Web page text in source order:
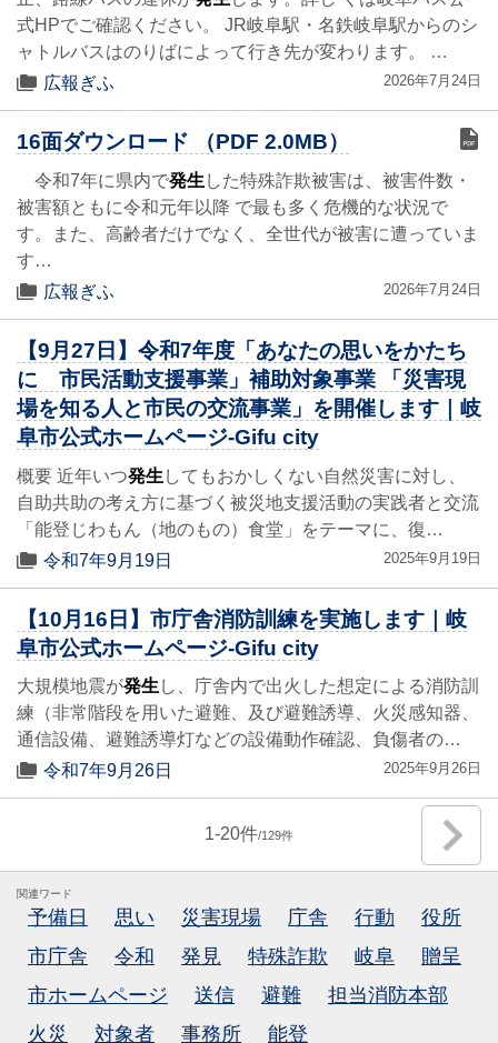
式HPでご確認ください。 JR岐阜駅・名鉄岐阜駅からのシ
ャトルバスはのりばによって行き先が変わります。 …
広報ぎふ
2026年7月24日
16面ダウンロード （PDF 2.0MB）
令和7年に県内で発生 した特殊詐欺被害は、被害件数・
被害額ともに令和元年以降 で最も多く危機的な状況で
す。また、高齢者だけでなく、全世代が被害に遭っていま
す…
広報ぎふ
2026年7月24日
【9月27日】令和7年度「あなたの思いをかたち
に 市民活動支援事業」補助対象事業 「災害現
場を知る人と市民の交流事業」を開催します｜岐
阜市公式ホームページ-Gifu city
概要 近年いつ発生 してもおかしくない自然災害に対し、
自助共助の考え方に基づく被災地支援活動の実践者と交流
「能登じわもん（地のもの）食堂」をテーマに、復…
令和7年9月19日
2025年9月19日
【10月16日】市庁舎消防訓練を実施します｜岐
阜市公式ホームページ-Gifu city
大規模地震が発生し、庁舎内で出火した想定による消防訓
練（非常階段を用いた避難、及び避難誘導、火災感知器、
通信設備、避難誘導灯などの設備動作確認、負傷者の…
令和7年9月26日
2025年9月26日
1-20 129
関連ワード
予備日 思い 災害現場 庁舎 行動
役所
市庁舎
令和 発見 特殊詐欺 岐阜
贈呈
市ホームページ
送信 避難
担当消防本部
火災
対象者 事務所 能登